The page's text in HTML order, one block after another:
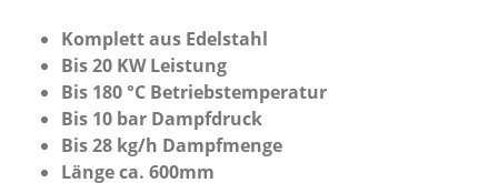
Komplett aus Edelstahl
Bis 20 KW Leistung
Bis 180 °C Betriebstemperatur
Bis 10 bar Dampfdruck
Bis 28 kg/h Dampfmenge
Länge ca. 600mm